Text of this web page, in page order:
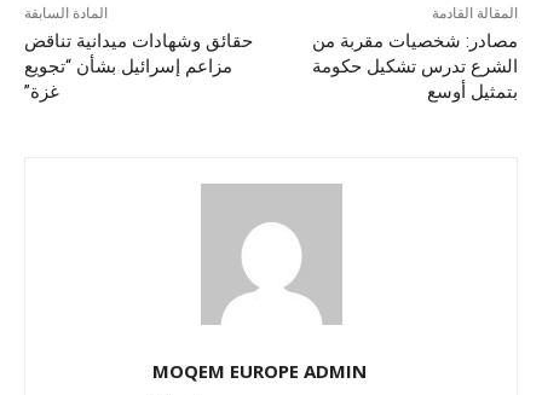
المادة السابقة
حقائق وشهادات ميدانية تناقض
مزاعم إسرائيل بشأن “تجويع
غزة”
المقالة القادمة
مصادر: شخصيات مقربة من
الشرع تدرس تشكيل حكومة
بتمثيل أوسع
MOQEM EUROPE ADMIN